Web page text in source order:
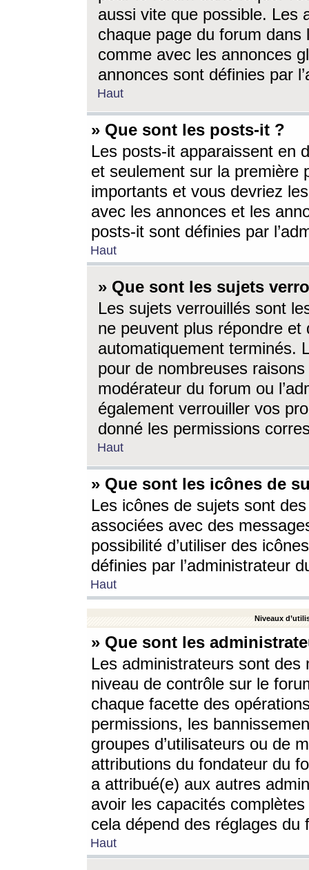
aussi vite que possible. Les
chaque page du forum dans
comme avec les annonces
annonces sont définies par
Haut
» Que sont les posts-it ?
Les posts-it apparaissent en
et seulement sur la première
importants et vous devriez
avec les annonces et les
posts-it sont définies par
Haut
» Que sont les sujets
Les sujets verrouillés sont
ne peuvent plus répondre
automatiquement terminés.
pour de nombreuses
modérateur du forum ou
également verrouiller vos
donné les permissions
Haut
» Que sont les icônes de
Les icônes de sujets sont
associées avec des
possibilité d’utiliser des
définies par l’administrateur
Haut
Niveaux
» Que sont les
Les administrateurs sont
niveau de contrôle sur le
chaque facette des
permissions, les
groupes d’utilisateurs ou de
attributions du fondateur du
a attribué(e) aux autres
avoir les capacités
cela dépend des réglages du
Haut